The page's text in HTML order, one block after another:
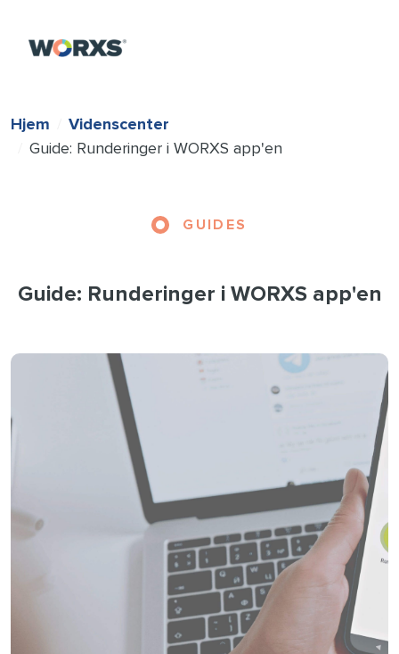
Hjem
Videnscenter
Guide: Runderinger i WORXS app'en
GUIDES
Guide: Runderinger i WORXS app'en